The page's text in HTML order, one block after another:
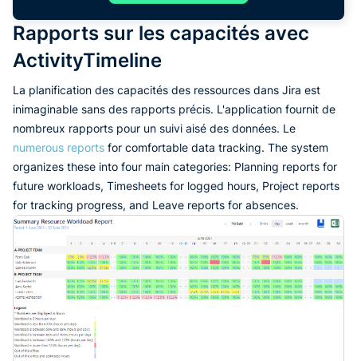
Rapports sur les capacités avec
ActivityTimeline
La planification des capacités des ressources dans Jira est
inimaginable sans des rapports précis. L'application fournit de
nombreux rapports pour un suivi aisé des données. Le
numerous reports for comfortable data tracking. The system
organizes these into four main categories: Planning reports for
future workloads, Timesheets for logged hours, Project reports
for tracking progress, and Leave reports for absences.